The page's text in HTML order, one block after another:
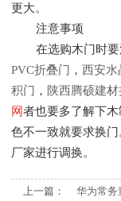
更大。
注意事项
在选购木门时
PVC折叠门 ，西安水
积门 ， 陕西腾硕建
网者也要多了解下
色不一致就要求换
厂家进行调换。
上一篇：
华为常务